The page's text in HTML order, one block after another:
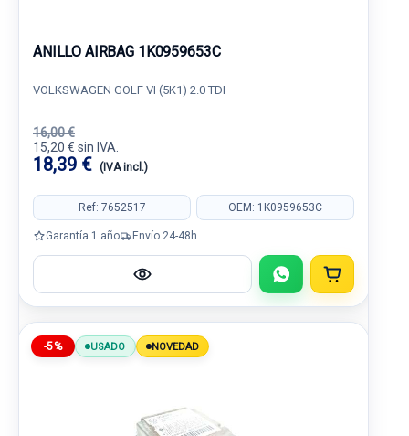
ANILLO AIRBAG 1K0959653C
VOLKSWAGEN GOLF VI (5K1) 2.0 TDI
16,00 €
15,20 € sin IVA.
18,39 € (IVA incl.)
Ref: 7652517 OEM: 1K0959653C
Garantía 1 año Envío 24-48h
-5% USADO NOVEDAD